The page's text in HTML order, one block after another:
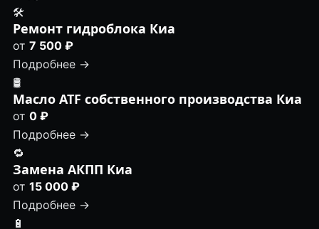
🛠️
Ремонт гидроблока Киа
от 7 500 ₽
Подробнее →
🛢
Масло ATF собственного производства Киа
от 0 ₽
Подробнее →
🔁
Замена АКПП Киа
от 15 000 ₽
Подробнее →
🔋